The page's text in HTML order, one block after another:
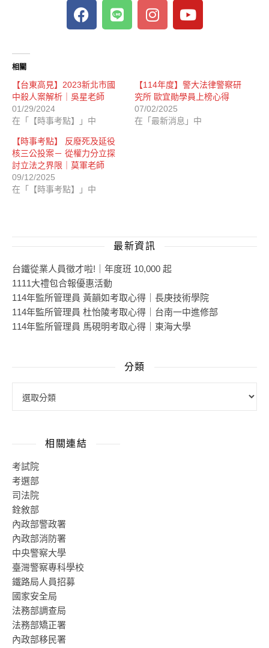
相關
【台東高見】2023新北市國
中殺人案解析｜吳星老師
01/29/2024
在「【時事考點】」中
【114年度】警大法律警察研
究所 歐宜勛學員上榜心得
07/02/2025
在「最新消息」中
【時事考點】 反廢死及延役
核三公投案－ 從權力分立探
討立法之界限｜莫軍老師
09/12/2025
在「【時事考點】」中
最新資訊
台鐵從業人員徵才啦!｜年度班 10,000 起
1111大禮包合報優惠活動
114年監所管理員 黃韻如考取心得｜長庚技術學院
114年監所管理員 杜怡陵考取心得｜台南一中進修部
114年監所管理員 馬硯明考取心得｜東海大學
分類
相關連結
考試院
考選部
司法院
銓敘部
內政部警政署
內政部消防署
中央警察大學
臺灣警察專科學校
鐵路局人員招募
國家安全局
法務部調查局
法務部矯正署
內政部移民署